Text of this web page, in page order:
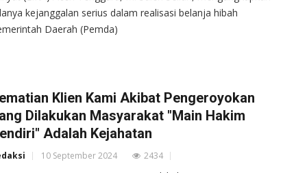
kejanggalan serius dalam realisasi belanja hibah
Daerah (Pemda)
Klien Kami Akibat Pengeroyokan
Dilakukan Masyarakat "Main Hakim
Adalah Kejahatan
10 September 2024 2434